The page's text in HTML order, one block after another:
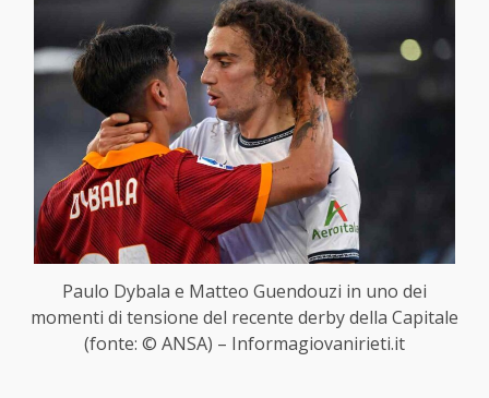
Paulo Dybala e Matteo Guendouzi in uno dei
momenti di tensione del recente derby della Capitale
(fonte: © ANSA) – Informagiovanirieti.it